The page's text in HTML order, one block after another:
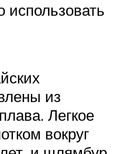
из
Легкое
вокруг